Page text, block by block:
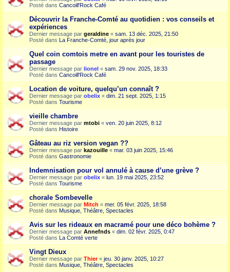
Posté dans Cancoill'Rock Café
Découvrir la Franche-Comté au quotidien : vos conseils et
expériences
Dernier message par geraldine « sam. 13 déc. 2025, 21:50
Posté dans La Franche-Comté, jour après jour
Quel coin comtois metre en avant pour les touristes de
passage
Dernier message par lionel « sam. 29 nov. 2025, 18:33
Posté dans Cancoill'Rock Café
Location de voiture, quelqu’un connaît ?
Dernier message par obelix « dim. 21 sept. 2025, 1:15
Posté dans Tourisme
vieille chambre
Dernier message par mtobi « ven. 20 juin 2025, 8:12
Posté dans Histoire
Gâteau au riz version vegan ??
Dernier message par kazouille « mar. 03 juin 2025, 15:46
Posté dans Gastronomie
Indemnisation pour vol annulé à cause d’une grève ?
Dernier message par obelix « lun. 19 mai 2025, 23:52
Posté dans Tourisme
chorale Sombevelle
Dernier message par Mitch « mer. 05 févr. 2025, 18:58
Posté dans Musique, Théâtre, Spectacles
Avis sur les rideaux en macramé pour une déco bohème ?
Dernier message par Annefnds « dim. 02 févr. 2025, 0:47
Posté dans La Comté verte
Vingt Dieux
Dernier message par Thier« jeu. 30 janv. 2025, 10:27
Posté dans Musique, Théâtre, Spectacles